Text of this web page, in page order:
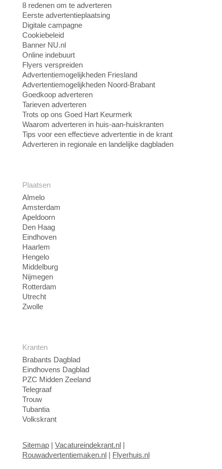
8 redenen om te adverteren
Eerste advertentieplaatsing
Digitale campagne
Cookiebeleid
Banner NU.nl
Online indebuurt
Flyers verspreiden
Advertentiemogelijkheden Friesland
Advertentiemogelijkheden Noord-Brabant
Goedkoop adverteren
Tarieven adverteren
Trots op ons Goed Hart Keurmerk
Waarom adverteren in huis-aan-huiskranten
Tips voor een effectieve advertentie in de krant
Adverteren in regionale en landelijke dagbladen
Plaatsen
Almelo
Amsterdam
Apeldoorn
Den Haag
Eindhoven
Haarlem
Hengelo
Middelburg
Nijmegen
Rotterdam
Utrecht
Zwolle
Kranten
Brabants Dagblad
Eindhovens Dagblad
PZC Midden Zeeland
Telegraaf
Trouw
Tubantia
Volkskrant
Sitemap | Vacatureindekrant.nl |
Rouwadvertentiemaken.nl | Flyerhuis.nl